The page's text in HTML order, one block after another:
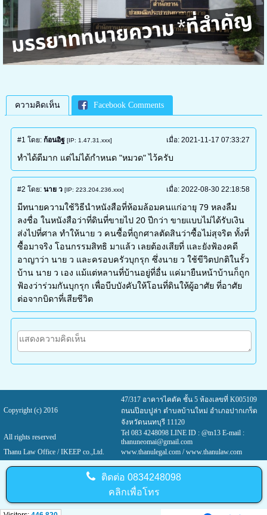
ความคิดเห็น Facebook Comments
#1 โดย: ก้อนอิฐ [IP: 1.47.31.xxx] เมื่อ:2021-11-17 07:33:27
ทำได้ดีมาก แต่ไม่ได้กำหนด "หมวด" ไว้ครับ
#2 โดย: นาย ว [IP: 223.204.236.xxx] เมื่อ:2022-08-30 22:18:58
มีทนายความใช้วิธีนำหนังสือที่ห้อมล้อมคนแก่อายุ 79 หลงลืม
ลงชื่อ ในหนังสือว่าที่ดินที่ขายไป 20 ปีกว่า ขายแบบไม่ได้รับเงิน
ส่งไปที่ศาล ทำให้นาย ว คนซื้อที่ถูกศาลตัดสินว่าซื้อไม่สุจริต ทั้งที่
ซื้อมาจริง โอนกรรมสิทธิ มาแล้ว เลยต้องเสียที่ และยังฟ้องคดี
อาญาว่า นาย ว และครอบครัวบุกรุก ซึ่งนาย ว ใช้ขีวิตปกติในรั้ว
บ้าน นาย ว เอง แม้แต่หลานที่บ้านอยู่ที่อื่น แค่มายืนหน้าบ้านก็ถูก
ฟ้องว่าร่วมกันบุกรุก เพื่อบีบบังคับให้โอนที่ดินให้ผู้อาศัย ที่อาศัย
ต่อจากบิดาที่เสียชีวิต
Copyright (c) 2016
47/317 อาคารไคตัค ชั้น 5 ห้องเลขที่ K005109
ถนนป๊อบปูล่า ตำบลบ้านใหม่ อำเภอปากเกร็ด
จังหวัดนนทบุรี 11120
All rights reserved
Tel 083 4248098 LINE ID : @tn13 E-mail :
thanuneomai@gmail.com
Thanu Law Office / IKEEP co.,Ltd.
www.thanulegal.com / www.thanulaw.com
ติดต่อ0834248098
คลิกเพื่อโทร